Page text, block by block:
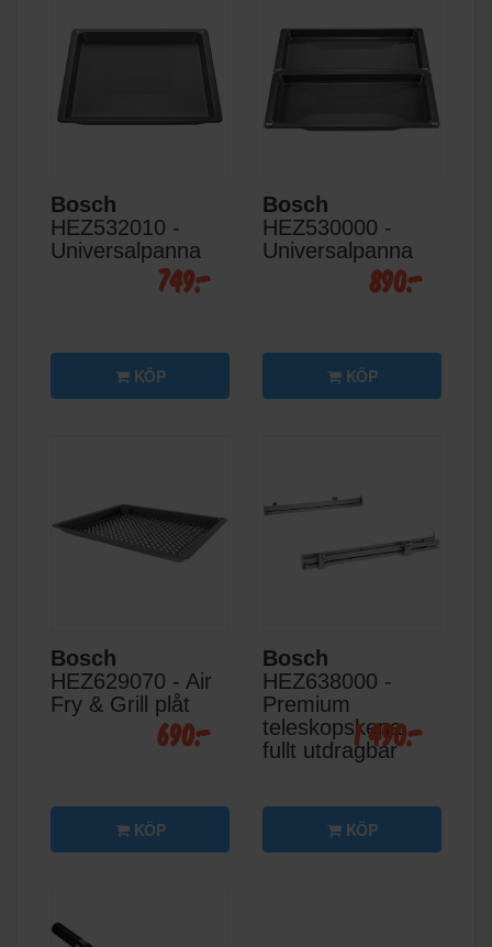
Bosch
HEZ532010 -
Universalpanna
749:-
KÖP
Bosch
HEZ530000 -
Universalpanna
890:-
KÖP
Bosch
HEZ629070 - Air
Fry & Grill plåt
690:-
KÖP
Bosch
HEZ638000 -
Premium
teleskopskena
fullt utdragbar
1 490:-
KÖP